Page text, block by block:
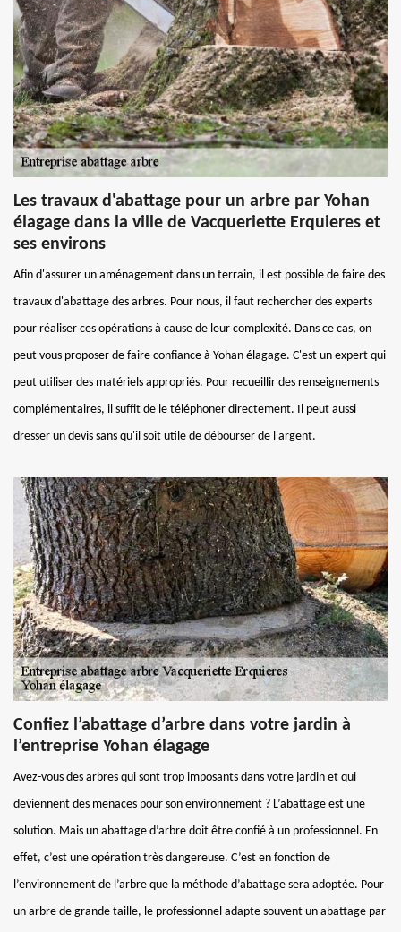
Les travaux d'abattage pour un arbre par Yohan
élagage dans la ville de Vacqueriette Erquieres et
ses environs
Afin d'assurer un aménagement dans un terrain, il est possible de faire des
travaux d'abattage des arbres. Pour nous, il faut rechercher des experts
pour réaliser ces opérations à cause de leur complexité. Dans ce cas, on
peut vous proposer de faire confiance à Yohan élagage. C'est un expert qui
peut utiliser des matériels appropriés. Pour recueillir des renseignements
complémentaires, il suffit de le téléphoner directement. Il peut aussi
dresser un devis sans qu'il soit utile de débourser de l'argent.
Confiez l’abattage d’arbre dans votre jardin à
l’entreprise Yohan élagage
Avez-vous des arbres qui sont trop imposants dans votre jardin et qui
deviennent des menaces pour son environnement ? L’abattage est une
solution. Mais un abattage d’arbre doit être confié à un professionnel. En
effet, c’est une opération très dangereuse. C’est en fonction de
l’environnement de l’arbre que la méthode d’abattage sera adoptée. Pour
un arbre de grande taille, le professionnel adapte souvent un abattage par